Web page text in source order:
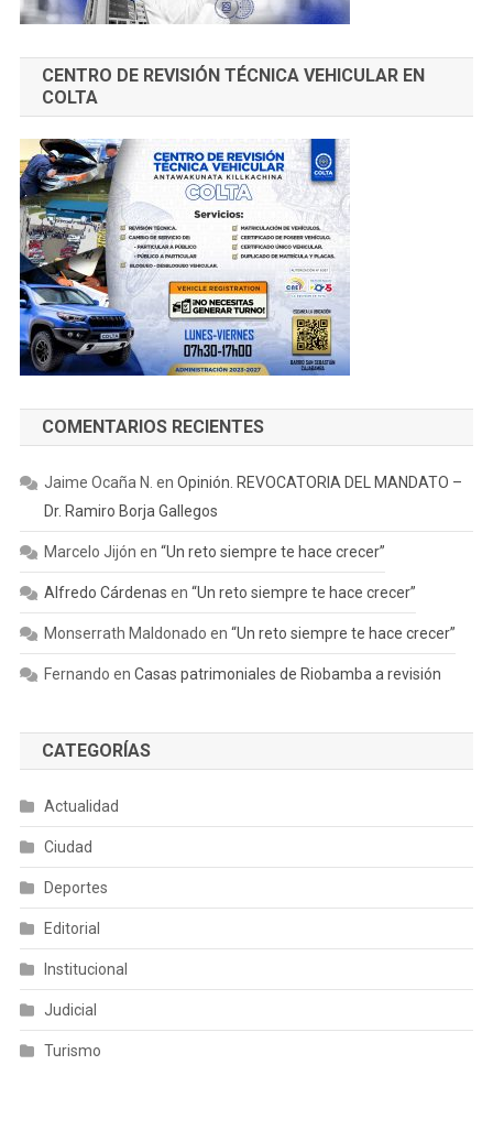
CENTRO DE REVISIÓN TÉCNICA VEHICULAR EN
COLTA
COMENTARIOS RECIENTES
Jaime Ocaña N. en Opinión. REVOCATORIA DEL MANDATO –
Dr. Ramiro Borja Gallegos
Marcelo Jijón en “Un reto siempre te hace crecer”
Alfredo Cárdenas en “Un reto siempre te hace crecer”
Monserrath Maldonado en “Un reto siempre te hace crecer”
Fernando en Casas patrimoniales de Riobamba a revisión
CATEGORÍAS
Actualidad
Ciudad
Deportes
Editorial
Institucional
Judicial
Turismo